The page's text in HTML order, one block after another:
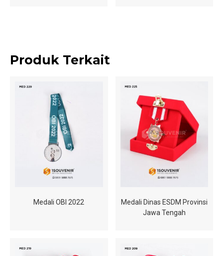
Produk Terkait
Medali OBI 2022
Medali Dinas ESDM Provinsi
Jawa Tengah